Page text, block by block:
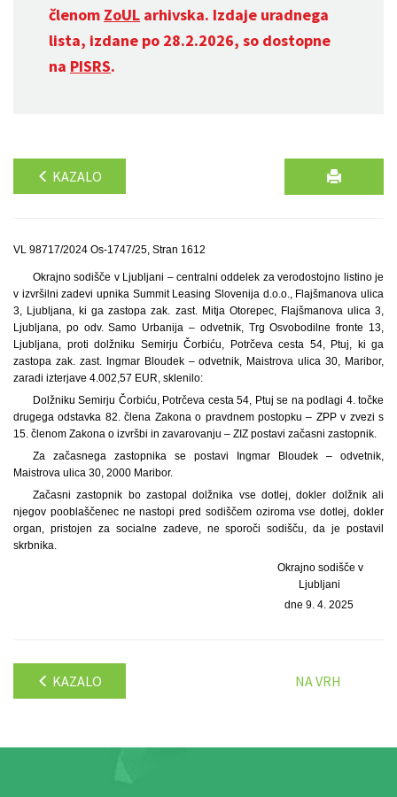
členom ZoUL arhivska. Izdaje uradnega
lista, izdane po 28.2.2026, so dostopne
na PISRS.
KAZALO
VL 98717/2024 Os-1747/25, Stran 1612
Okrajno sodišče v Ljubljani – centralni oddelek za verodostojno listino je
v izvršilni zadevi upnika Summit Leasing Slovenija d.o.o., Flajšmanova ulica
3, Ljubljana, ki ga zastopa zak. zast. Mitja Otorepec, Flajšmanova ulica 3,
Ljubljana, po odv. Samo Urbanija – odvetnik, Trg Osvobodilne fronte 13,
Ljubljana, proti dolžniku Semirju Čorbiću, Potrčeva cesta 54, Ptuj, ki ga
zastopa zak. zast. Ingmar Bloudek – odvetnik, Maistrova ulica 30, Maribor,
zaradi izterjave 4.002,57 EUR, sklenilo:
Dolžniku Semirju Čorbiću, Potrčeva cesta 54, Ptuj se na podlagi 4. točke
drugega odstavka 82. člena Zakona o pravdnem postopku – ZPP v zvezi s
15. členom Zakona o izvršbi in zavarovanju – ZIZ postavi začasni zastopnik.
Za začasnega zastopnika se postavi Ingmar Bloudek – odvetnik,
Maistrova ulica 30, 2000 Maribor.
Začasni zastopnik bo zastopal dolžnika vse dotlej, dokler dolžnik ali
njegov pooblaščenec ne nastopi pred sodiščem oziroma vse dotlej, dokler
organ, pristojen za socialne zadeve, ne sporoči sodišču, da je postavil
skrbnika.
Okrajno sodišče v
Ljubljani
dne 9. 4. 2025
KAZALO NA VRH